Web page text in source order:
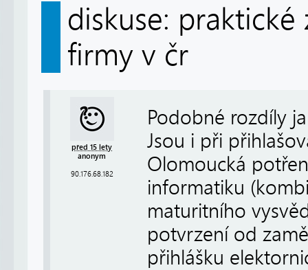
diskuse:
firmy v čr
před 15 lety
anonym
90.176.68.182
Podobné rozdíly
Jsou i při
Olomoucká
informatiku
maturitního
potvrzení od
přihlášku